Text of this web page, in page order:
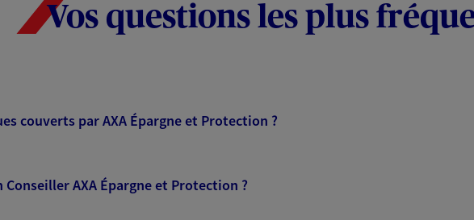
Vos questions les plus
couverts par AXA Épargne et Protection ?
AXA Épargne et Protection ?